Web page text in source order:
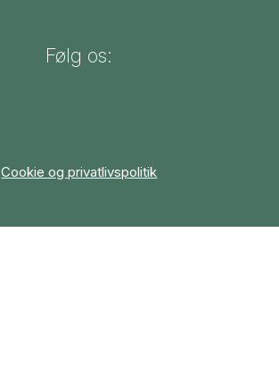
Følg os:
Cookie og privatlivspolitik